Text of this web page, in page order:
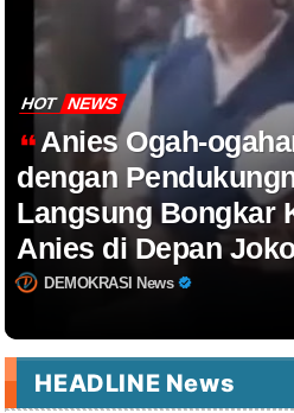
HOT NEWS
Anies Ogah-
dengan
Langsung Bongkar
Anies di Depan
DEMOKRASI News
HEADLINE News